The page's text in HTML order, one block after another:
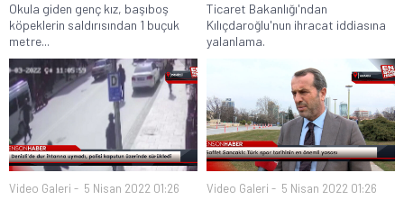
Okula giden genç kız, başıboş
köpeklerin saldırısından 1 buçuk
metre...
Ticaret Bakanlığı'ndan
Kılıçdaroğlu'nun ihracat iddiasına
yalanlama.
Video Galeri 5 Nisan 2022 01:26 Video Galeri 5 Nisan 2022 01:26